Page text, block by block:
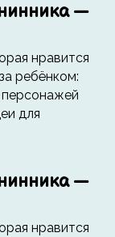
—
нравится
ребёнком:
персонажей
для
—
нравится